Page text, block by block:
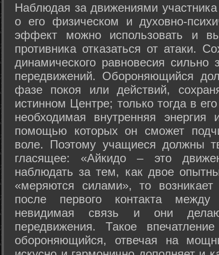
Hаблюдая за движениями
о его физическом и духовно-
эффект можно использовать и
противника отказаться от атаки.
динамического равновесия сильно
передвижений. Обороняющийся
фазе покоя или действий,
истинном Центре; только тогда в
необходимая внутренняя
помощью которых он сможет
воле. Поэтому учащиеся должны
гласящее: «Айкидо – это
наблюдать за тем, как двое
«меряются силами», то возникает
после первого контакта
невидимая связь и они
передвижения. Такое
обороняющийся, отвечая на